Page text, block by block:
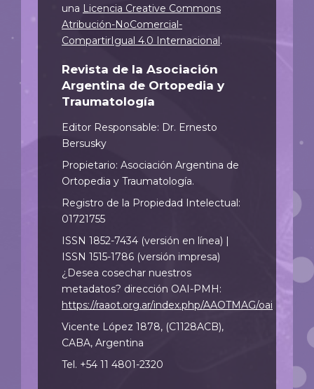
una Licencia Creative Commons
Atribución-NoComercial-
CompartirIgual 4.0 Internacional.
Revista de la Asociación
Argentina de Ortopedia y
Traumatología
Editor Responsable: Dr. Ernesto
Bersusky
Propietario: Asociación Argentina de
Ortopedia y Traumatología.
Registro de la Propiedad Intelectual:
01721755
ISSN 1852-7434 (versión en línea) |
ISSN 1515-1786 (versión impresa)
¿Desea cosechar nuestros
metadatos? dirección OAI-PMH:
https://raaot.org.ar/index.php/AAOTMAG/oai
Vicente López 1878, (C1128ACB),
CABA, Argentina
Tel. +54 11 4801-2320